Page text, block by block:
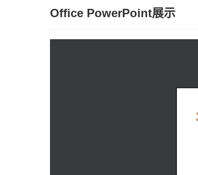
Office PowerPoint展示